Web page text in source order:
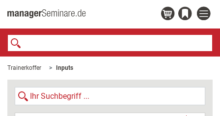
Trainerkoffer Inputs